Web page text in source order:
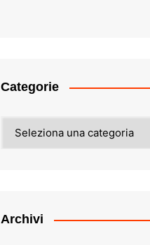
Categorie
Archivi